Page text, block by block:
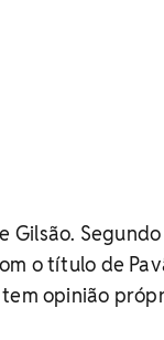
Segundo
o título de
opinião